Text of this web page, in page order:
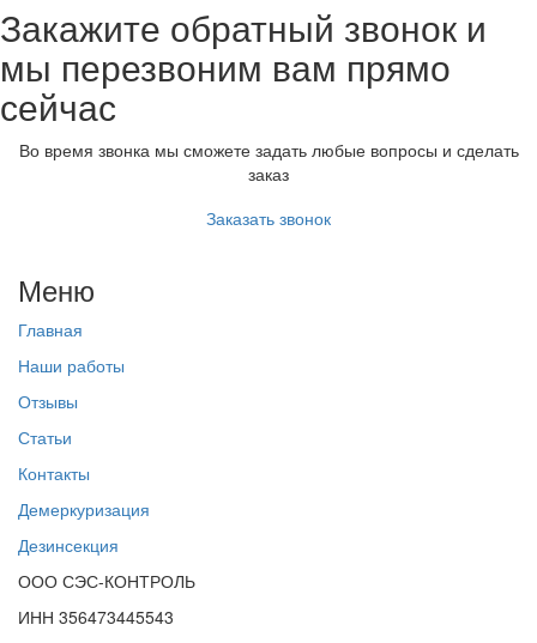
Закажите обратный звонок и
мы перезвоним вам прямо
сейчас
Во время звонка мы сможете задать любые вопросы и сделать
заказ
Заказать звонок
Меню
Главная
Наши работы
Отзывы
Статьи
Контакты
Демеркуризация
Дезинсекция
ООО СЭС-КОНТРОЛЬ
ИНН 356473445543